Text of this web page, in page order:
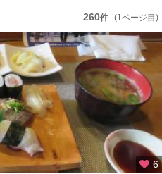
260件 (1ページ目)
6